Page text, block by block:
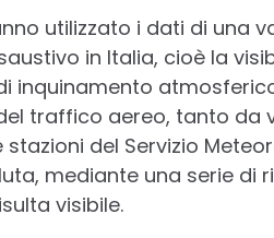
utilizzato i dati di una
in Italia, cioè la
traffico aereo, tanto da
del Servizio
mediante una serie di
visibile.